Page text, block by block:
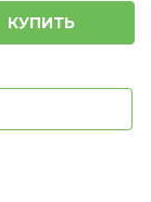
КУПИТЬ